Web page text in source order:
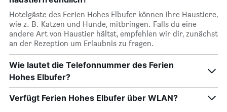
Hotelgäste des Ferien Hohes Elbufer können ihre Haustiere,
wie z. B. Katzen und Hunde, mitbringen. Falls du eine
andere Art von Haustier hältst, empfehlen wir dir, zunächst
an der Rezeption um Erlaubnis zu fragen.
Wie lautet die Telefonnummer des Ferien
Hohes Elbufer?
Verfügt Ferien Hohes Elbufer über WLAN?